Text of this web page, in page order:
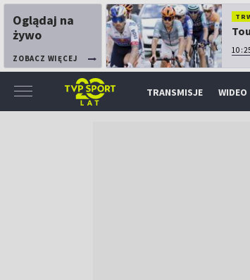
Oglądaj na
żywo
ZOBACZ WIĘCEJ
TRANSMISJE WIDEO